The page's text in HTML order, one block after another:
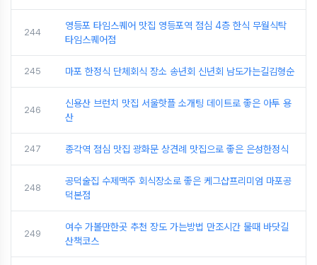
244
영등포 타임스퀘어 맛집 영등포역 점심 4층 한식 무월식탁
타임스퀘어점
245 마포 한정식 단체회식 장소 송년회 신년회 남도가는길김형순
246
신용산 브런치 맛집 서울핫플 소개팅 데이트로 좋은 아투 용
산
247 종각역 점심 맛집 광화문 상견례 맛집으로 좋은 은성한정식
248
공덕술집 수제맥주 회식장소로 좋은 케그샵프리미엄 마포공
덕본점
249
여수 가볼만한곳 추천 장도 가는방법 만조시간 물때 바닷길
산책코스